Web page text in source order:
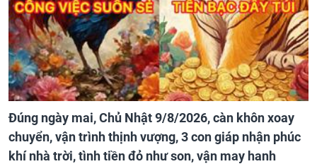
Đúng ngày mai, Chủ Nhật 9/8/2026, càn khôn xoay
chuyển, vận trình thịnh vượng, 3 con giáp nhận phúc
khí nhà trời, tình tiền đỏ như son, vận may hanh